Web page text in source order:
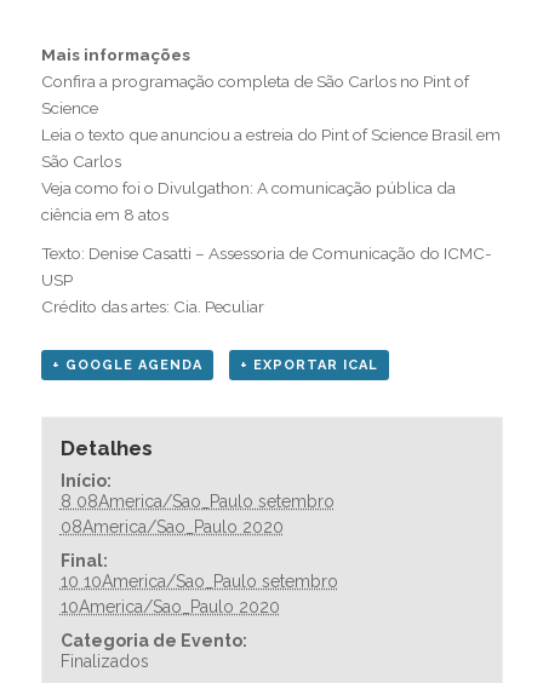
Mais informações
Confira a programação completa de São Carlos no Pint of
Science
Leia o texto que anunciou a estreia do Pint of Science Brasil em
São Carlos
Veja como foi o Divulgathon: A comunicação pública da
ciência em 8 atos
Texto: Denise Casatti – Assessoria de Comunicação do ICMC-
USP
Crédito das artes: Cia. Peculiar
+ GOOGLE AGENDA + EXPORTAR ICAL
Detalhes
Início:
8 08America/Sao_Paulo setembro
08America/Sao_Paulo 2020
Final:
10 10America/Sao_Paulo setembro
10America/Sao_Paulo 2020
Categoria de Evento:
Finalizados